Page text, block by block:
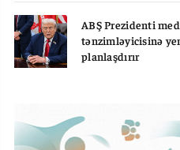
ABŞ Prezidenti
tənzimləyicisinə
planlaşdırır